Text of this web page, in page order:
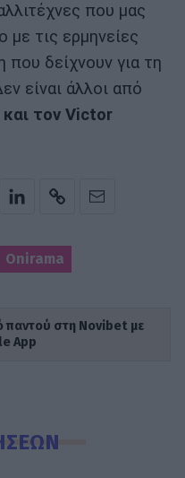
που μας
τις ερμηνείες
που δείχνουν για τη
είναι άλλοι από
τον Victor
Onirama
παντού στη Novibet με
App